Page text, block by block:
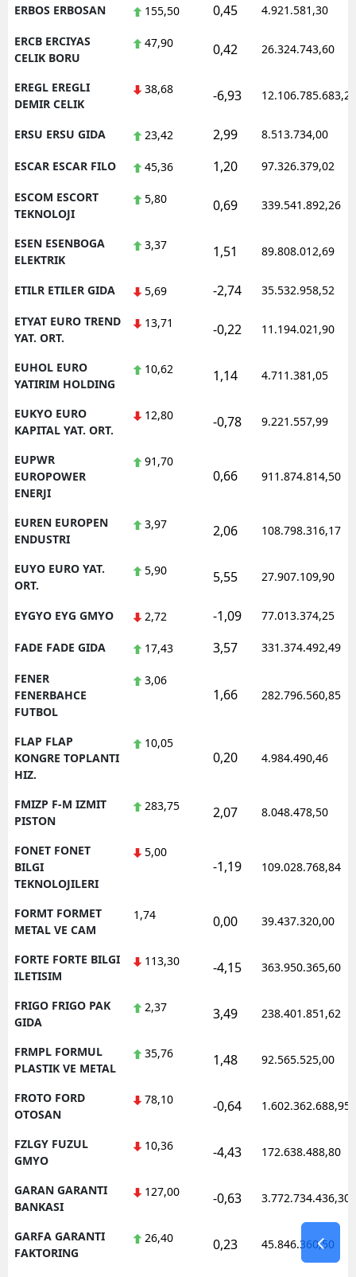
ERBOS ERBOSAN 155,50 0,45 4.921.581,30
ERCB ERCIYAS
CELIK BORU
47,90 0,42 26.324.743,60
EREGL EREGLI
DEMIR CELIK
38,68 -6,93 12.106.785.683,20
ERSU ERSU GIDA 23,42 2,99 8.513.734,00
ESCAR ESCAR FILO 45,36 1,20 97.326.379,02
ESCOM ESCORT
TEKNOLOJI
5,80 0,69 339.541.892,26
ESEN ESENBOGA
ELEKTRIK
3,37 1,51 89.808.012,69
ETILR ETILER GIDA 5,69 -2,74 35.532.958,52
ETYAT EURO TREND
YAT. ORT.
13,71 -0,22 11.194.021,90
EUHOL EURO
YATIRIM HOLDING
10,62 1,14 4.711.381,05
EUKYO EURO
KAPITAL YAT. ORT.
12,80 -0,78 9.221.557,99
EUPWR
EUROPOWER
ENERJI
91,70
0,66 911.874.814,50
EUREN EUROPEN
ENDUSTRI
3,97 2,06 108.798.316,17
EUYO EURO YAT.
ORT.
5,90 5,55 27.907.109,90
EYGYO EYG GMYO 2,72 -1,09 77.013.374,25
FADE FADE GIDA 17,43 3,57 331.374.492,49
FENER
FENERBAHCE
FUTBOL
3,06
1,66 282.796.560,85
FLAP FLAP
KONGRE TOPLANTI
HIZ.
10,05
0,20 4.984.490,46
FMIZP F-M IZMIT
PISTON
283,75 2,07 8.048.478,50
FONET FONET
BILGI
TEKNOLOJILERI
5,00
-1,19 109.028.768,84
FORMT FORMET
METAL VE CAM
1,74 0,00 39.437.320,00
FORTE FORTE BILGI
ILETISIM
113,30 -4,15 363.950.365,60
FRIGO FRIGO PAK
GIDA
2,37 3,49 238.401.851,62
FRMPL FORMUL
PLASTIK VE METAL
35,76 1,48 92.565.525,00
FROTO FORD
OTOSAN
78,10 -0,64 1.602.362.688,95
FZLGY FUZUL
GMYO
10,36 -4,43 172.638.488,80
GARAN GARANTI
BANKASI
127,00 -0,63 3.772.734.436,30
GARFA GARANTI
FAKTORING
26,40 0,23 45.846.360,50